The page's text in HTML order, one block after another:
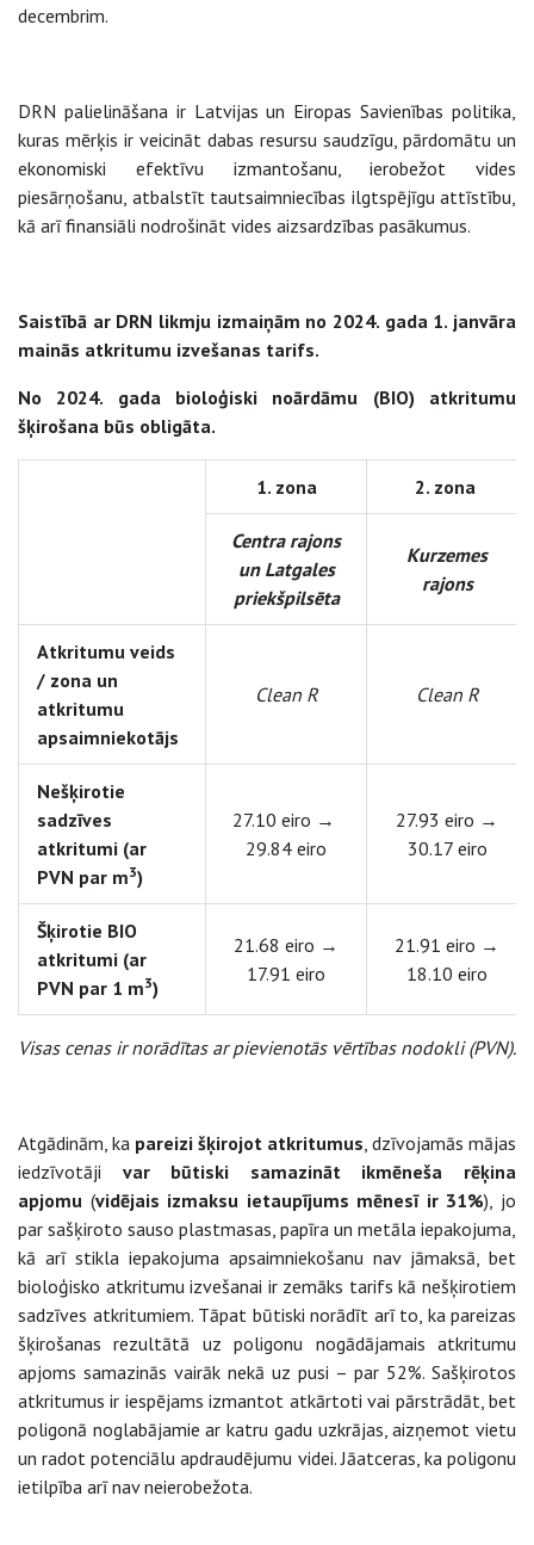
decembrim.
DRN palielināšana ir Latvijas un Eiropas Savienības politika,
kuras mērķis ir veicināt dabas resursu saudzīgu, pārdomātu un
ekonomiski efektīvu izmantošanu, ierobežot vides
piesārņošanu, atbalstīt tautsaimniecības ilgtspējīgu attīstību,
kā arī finansiāli nodrošināt vides aizsardzības pasākumus.
Saistībā ar DRN likmju izmaiņām no 2024. gada 1. janvāra
mainās atkritumu izvešanas tarifs.
No 2024. gada bioloģiski noārdāmu (BIO) atkritumu
šķirošana būs obligāta.
1. zona 2. zona
Centra rajons
un Latgales
priekšpilsēta
Kurzemes
rajons
Atkritumu veids
/ zona un
atkritumu
apsaimniekotājs
Clean R Clean R
Nešķirotie
sadzīves
atkritumi (ar
PVN par m3)
27.10 eiro →
29.84 eiro
27.93 eiro →
30.17 eiro
Šķirotie BIO
atkritumi (ar
PVN par 1 m3)
21.68 eiro →
17.91 eiro
21.91 eiro →
18.10 eiro
Visas cenas ir norādītas ar pievienotās vērtības nodokli (PVN).
Atgādinām, ka pareizi šķirojot atkritumus, dzīvojamās mājas
iedzīvotāji var būtiski samazināt ikmēneša rēķina
apjomu (vidējais izmaksu ietaupījums mēnesī ir 31%), jo
par sašķiroto sauso plastmasas, papīra un metāla iepakojuma,
kā arī stikla iepakojuma apsaimniekošanu nav jāmaksā, bet
bioloģisko atkritumu izvešanai ir zemāks tarifs kā nešķirotiem
sadzīves atkritumiem. Tāpat būtiski norādīt arī to, ka pareizas
šķirošanas rezultātā uz poligonu nogādājamais atkritumu
apjoms samazinās vairāk nekā uz pusi – par 52%. Sašķirotos
atkritumus ir iespējams izmantot atkārtoti vai pārstrādāt, bet
poligonā noglabājamie ar katru gadu uzkrājas, aizņemot vietu
un radot potenciālu apdraudējumu videi. Jāatceras, ka poligonu
ietilpība arī nav neierobežota.